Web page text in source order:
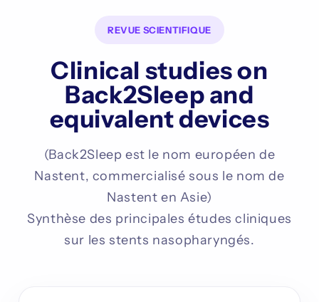
REVUE SCIENTIFIQUE
Clinical studies on
Back2Sleep and
equivalent devices
(Back2Sleep est le nom européen de
Nastent, commercialisé sous le nom de
Nastent en Asie)
Synthèse des principales études cliniques
sur les stents nasopharyngés.